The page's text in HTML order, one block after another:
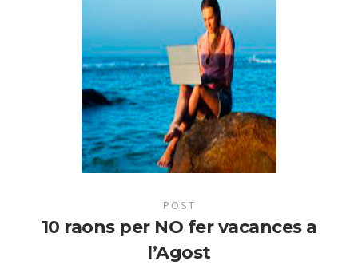
POST
10 raons per NO fer vacances a
l’Agost